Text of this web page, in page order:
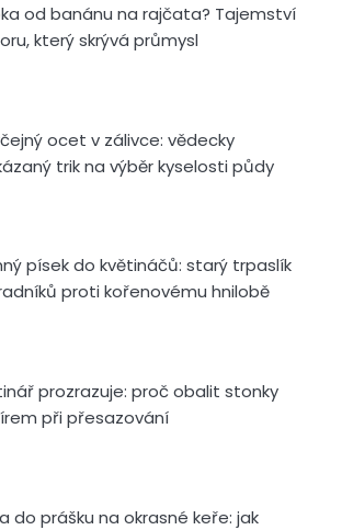
od banánu na rajčata? Tajemství
který skrývá průmysl
ocet v zálivce: vědecky
trik na výběr kyselosti půdy
písek do květináčů: starý trpaslík
proti kořenovému hnilobě
prozrazuje: proč obalit stonky
při přesazování
do prášku na okrasné keře: jak